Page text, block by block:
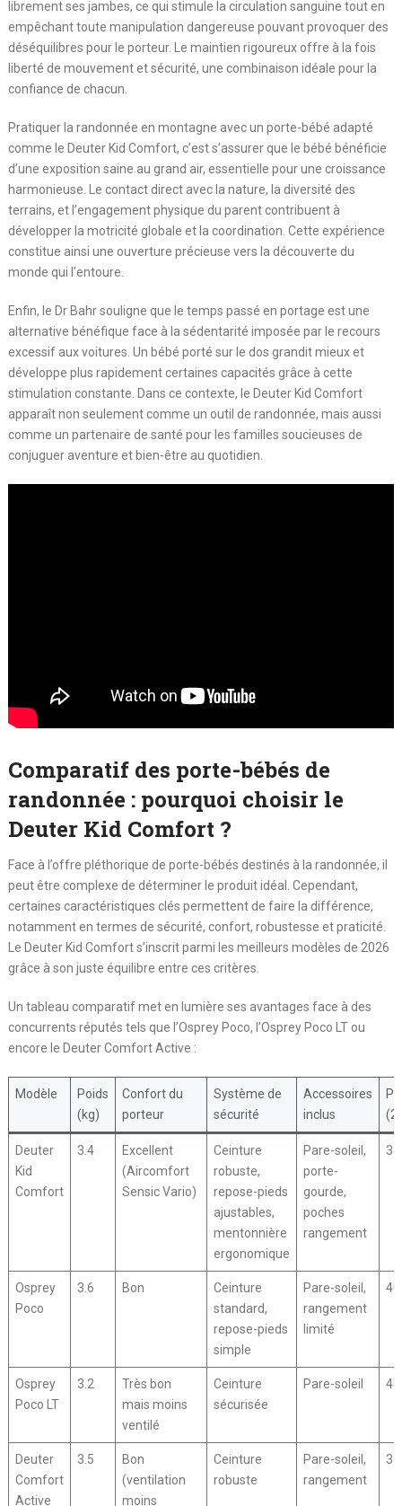
librement ses jambes, ce qui stimule la circulation sanguine tout en
empêchant toute manipulation dangereuse pouvant provoquer des
déséquilibres pour le porteur. Le maintien rigoureux offre à la fois
liberté de mouvement et sécurité, une combinaison idéale pour la
confiance de chacun.
Pratiquer la randonnée en montagne avec un porte-bébé adapté
comme le Deuter Kid Comfort, c’est s’assurer que le bébé bénéficie
d’une exposition saine au grand air, essentielle pour une croissance
harmonieuse. Le contact direct avec la nature, la diversité des
terrains, et l’engagement physique du parent contribuent à
développer la motricité globale et la coordination. Cette expérience
constitue ainsi une ouverture précieuse vers la découverte du
monde qui l’entoure.
Enfin, le Dr Bahr souligne que le temps passé en portage est une
alternative bénéfique face à la sédentarité imposée par le recours
excessif aux voitures. Un bébé porté sur le dos grandit mieux et
développe plus rapidement certaines capacités grâce à cette
stimulation constante. Dans ce contexte, le Deuter Kid Comfort
apparaît non seulement comme un outil de randonnée, mais aussi
comme un partenaire de santé pour les familles soucieuses de
conjuguer aventure et bien-être au quotidien.
Comparatif des porte-bébés de
randonnée : pourquoi choisir le
Deuter Kid Comfort ?
Face à l’offre pléthorique de porte-bébés destinés à la randonnée, il
peut être complexe de déterminer le produit idéal. Cependant,
certaines caractéristiques clés permettent de faire la différence,
notamment en termes de sécurité, confort, robustesse et praticité.
Le Deuter Kid Comfort s’inscrit parmi les meilleurs modèles de 2026
grâce à son juste équilibre entre ces critères.
Un tableau comparatif met en lumière ses avantages face à des
concurrents réputés tels que l’Osprey Poco, l’Osprey Poco LT ou
encore le Deuter Comfort Active :
Modèle
Poids
(kg)
Confort du
porteur
Système de
sécurité
Accessoires
inclus
Deuter
Kid
Comfort
3.4
Excellent
(Aircomfort
Sensic Vario)
Ceinture
robuste,
repose-pieds
ajustables,
mentonnière
ergonomique
Pare-soleil,
porte-
gourde,
poches
rangement
Osprey
Poco
3.6 Bon
Ceinture
standard,
repose-pieds
simple
Pare-soleil,
rangement
limité
Osprey
Poco LT
3.2
Très bon
mais moins
ventilé
Ceinture
sécurisée
Pare-soleil
Deuter
Comfort
Active
3.5
Bon
(ventilation
moins
Ceinture
robuste
Pare-soleil,
rangement